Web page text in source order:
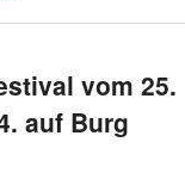
vom 25.
auf Burg